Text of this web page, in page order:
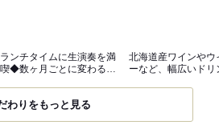
ランチタイムに生演奏を満
喫◆数ヶ月ごとに変わる多
北海道産ワインやウ
ーなど、幅広いドリ
わりをもっと見る